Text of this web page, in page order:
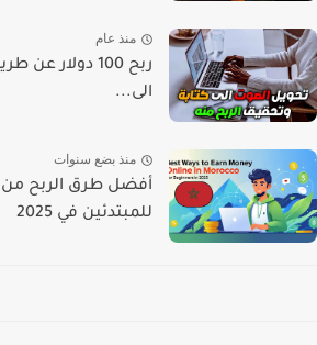
منذ عام
ربح 100 دولار
الى...
منذ بضع سنوات
أفضل طرق الربح من
للمبتدئين في 2025